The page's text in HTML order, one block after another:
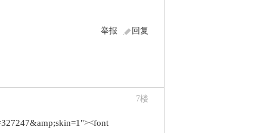
回复
举报
7楼